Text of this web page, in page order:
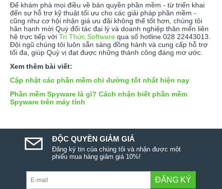
Để khám phá mọi điều về bản quyền phần mềm - từ triển khai
đến sự hỗ trợ kỹ thuật tối ưu cho các giải pháp phần mềm -
cũng như cơ hội nhận giá ưu đãi không thể tốt hơn, chúng tôi
hân hạnh mời Quý đối tác đại lý và doanh nghiệp thân mến liên
hệ trực tiếp với Tri Thức Software qua số hotline 028 22443013.
Đội ngũ chúng tôi luôn sẵn sàng đồng hành và cung cấp hỗ trợ
tối đa, giúp Quý vị đạt được những thành công đáng mơ ước.
Xem thêm bài viết:
Cập nhật các phần mềm chỉ đường tốt nhất hiện nay
Phần mềm Spyware là gì? Cách nhận biết phần mềm
Spyware trên máy tính
ĐỘC QUYỀN GIẢM GIÁ
Đăng ký tin của chúng tôi và nhận được một
phiếu mua hàng giảm giá 10%!
ĐĂNG KÝ